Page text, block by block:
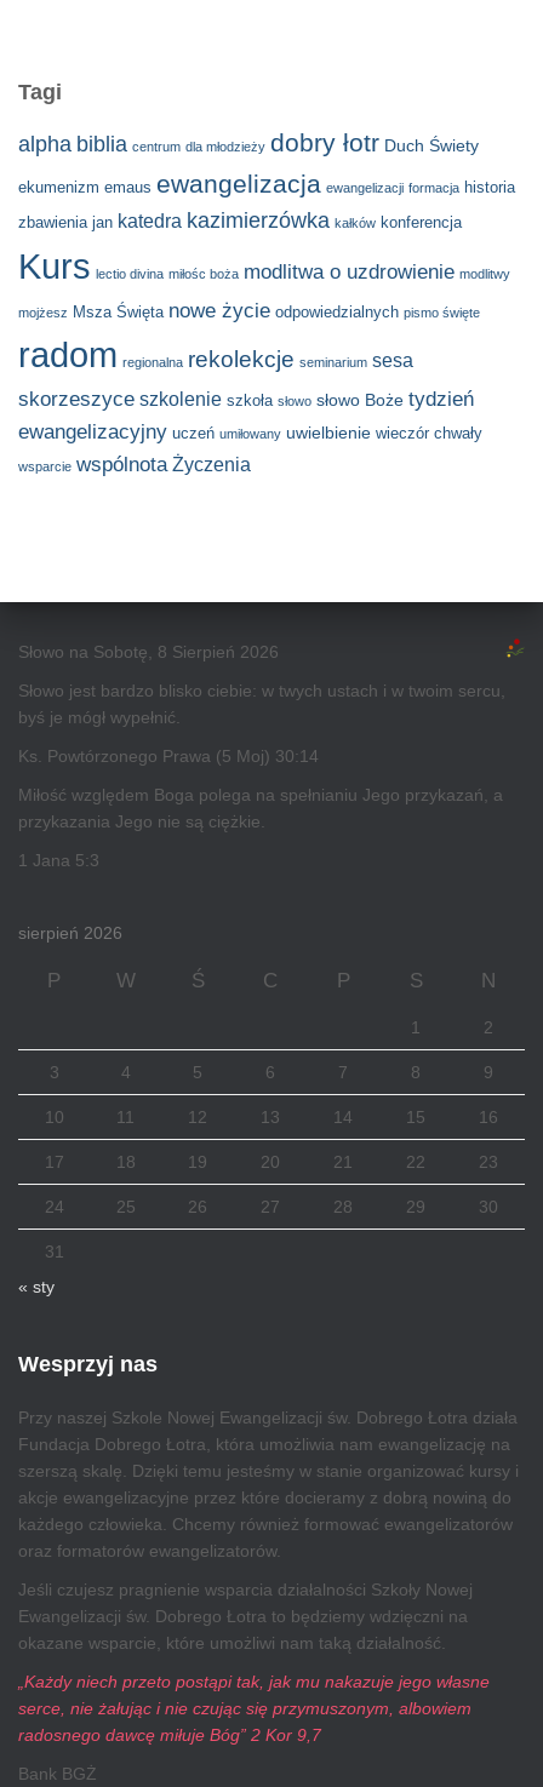
Tagi
alpha biblia centrum dla młodzieży dobry łotr Duch Świety
ekumenizm emaus ewangelizacja ewangelizacji formacja historia
zbawienia jan katedra kazimierzówka kałków konferencja
Kurs lectio divina miłośc boża modlitwa o uzdrowienie modlitwy
mojżesz Msza Święta nowe życie odpowiedzialnych pismo święte
radom regionalna rekolekcje seminarium sesa
skorzeszyce szkolenie szkoła słowo słowo Boże tydzień
ewangelizacyjny uczeń umiłowany uwielbienie wieczór chwały
wsparcie wspólnota Życzenia
Słowo na Sobotę, 8 Sierpień 2026
Słowo jest bardzo blisko ciebie: w twych ustach i w twoim sercu,
byś je mógł wypełnić.
Ks. Powtórzonego Prawa (5 Moj) 30:14
Miłość względem Boga polega na spełnianiu Jego przykazań, a
przykazania Jego nie są ciężkie.
1 Jana 5:3
sierpień 2026
P W Ś C P S N
1 2
3 4 5 6 7 8 9
10 11 12 13 14 15 16
17 18 19 20 21 22 23
24 25 26 27 28 29 30
31
« sty
Wesprzyj nas
Przy naszej Szkole Nowej Ewangelizacji św. Dobrego Łotra działa
Fundacja Dobrego Łotra, która umożliwia nam ewangelizację na
szerszą skalę. Dzięki temu jesteśmy w stanie organizować kursy i
akcje ewangelizacyjne przez które docieramy z dobrą nowiną do
każdego człowieka. Chcemy również formować ewangelizatorów
oraz formatorów ewangelizatorów.
Jeśli czujesz pragnienie wsparcia działalności Szkoły Nowej
Ewangelizacji św. Dobrego Łotra to będziemy wdzięczni na
okazane wsparcie, które umożliwi nam taką działalność.
„Każdy niech przeto postąpi tak, jak mu nakazuje jego własne
serce, nie żałując i nie czując się przymuszonym, albowiem
radosnego dawcę miłuje Bóg” 2 Kor 9,7
Bank BGŻ